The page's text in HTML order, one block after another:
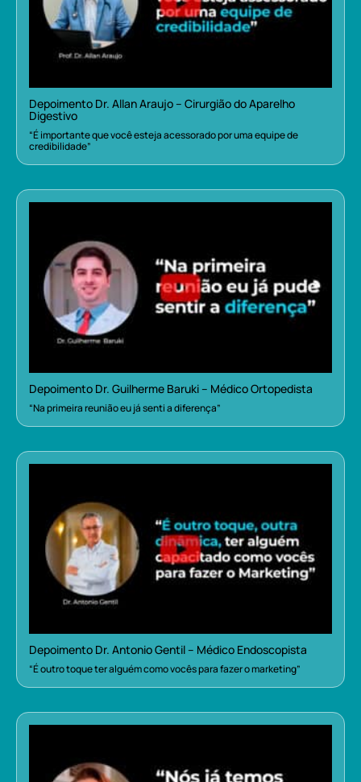
Depoimento Dr. Allan Araujo – Cirurgião do Aparelho
Digestivo
“É importante que você esteja acessorado por uma equipe de
credibilidade”
Depoimento Dr. Guilherme Baruki – Médico Ortopedista
“Na primeira reunião eu já senti a diferença”
Depoimento Dr. Antonio Gentil – Médico Endoscopista
“É outro toque ter alguém como vocês para fazer o marketing”